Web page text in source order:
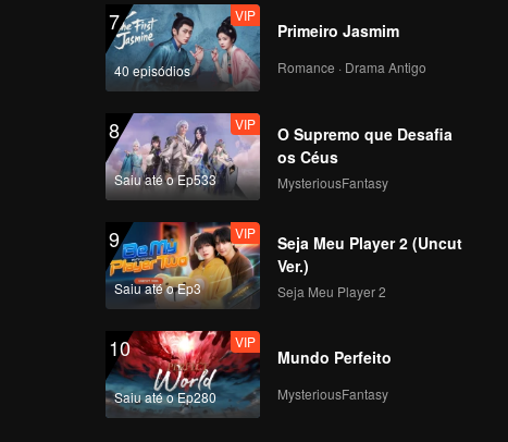
7
40 episódios
VIP
Primeiro Jasmim
Romance · Drama Antigo
8
Saiu até o Ep533
VIP
O Supremo que Desafia
os Céus
MysteriousFantasy
9
Saiu até o Ep3
VIP
Seja Meu Player 2 (Uncut
Ver.)
Seja Meu Player 2
10
Saiu até o Ep280
VIP
Mundo Perfeito
MysteriousFantasy